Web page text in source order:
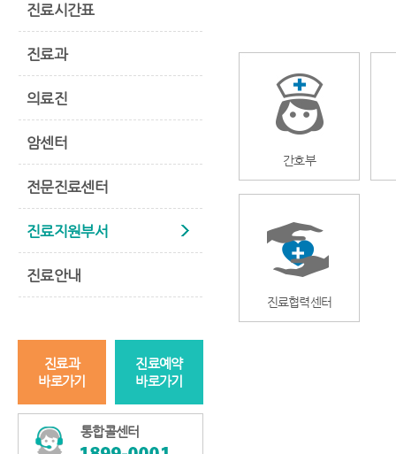
진료시간표
진료과
의료진
암센터
전문진료센터
진료지원부서
진료안내
진료과
바로가기
진료예약
바로가기
통합콜센터
간호부
진료협력센터